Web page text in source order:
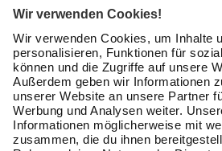
Vordächer – Stilvoller
Hauseingang
Ist ein Haustür-Vordach
Diese Frage beschäftigt viele
Installation. Grundsätzlich sind